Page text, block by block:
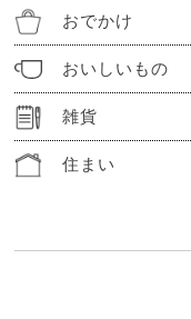
おでかけ
おいしいもの
雑貨
住まい